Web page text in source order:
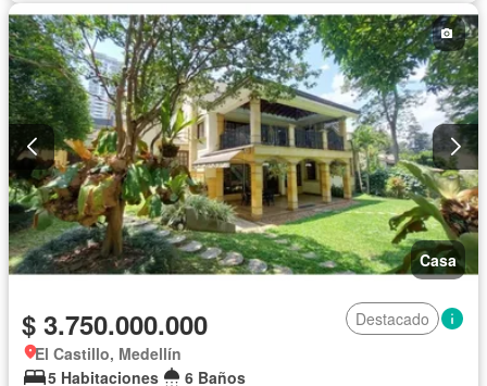
Jardín
Estudio Patio Seguridad privada Wifi
Casa
$ 3.750.000.000
Destacado
El Castillo, Medellín
5 Habitaciones
6 Baños